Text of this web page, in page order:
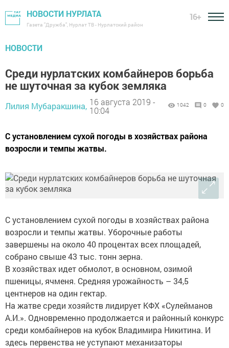
НОВОСТИ НУРЛАТА
Газета "Дружба", Нурлат ТВ - Нурлатский район
16+
НОВОСТИ
Среди нурлатских комбайнеров борьба
не шуточная за кубок земляка
Лилия Мубаракшина, 16 августа 2019 -
10:04
1042 0 0
С установлением сухой погоды в хозяйствах района
возросли и темпы жатвы.
С установлением сухой погоды в хозяйствах района
возросли и темпы жатвы. Уборочные работы
завершены на около 40 процентах всех площадей,
собрано свыше 43 тыс. тонн зерна.
В хозяйствах идет обмолот, в основном, озимой
пшеницы, ячменя. Средняя урожайность – 34,5
центнеров на один гектар.
На жатве среди хозяйств лидирует КФХ «Сулейманов
А.И.». Одновременно продолжается и районный конкурс
среди комбайнеров на кубок Владимира Никитина. И
здесь первенства не уступают механизаторы